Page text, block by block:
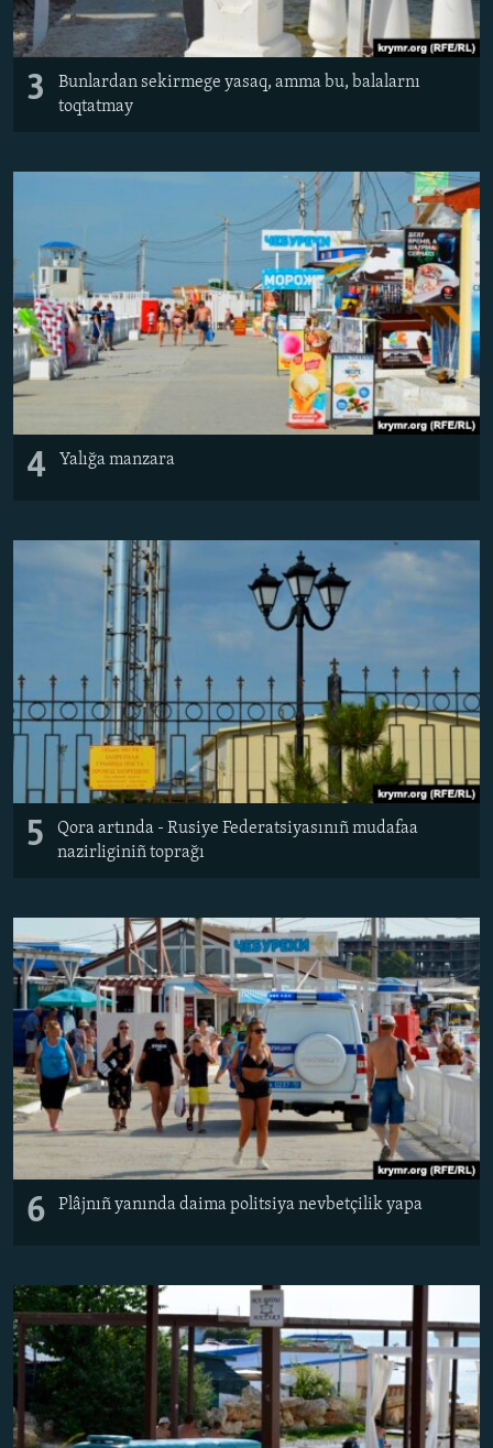
3
Bunlardan sekirmege yasaq, amma bu, balalarnı
toqtatmay
4 Yalığa manzara
5
Qora artında - Rusiye Federatsiyasınıñ mudafaa
nazirliginiñ toprağı
6 Plâjnıñ yanında daima politsiya nevbetçilik yapa